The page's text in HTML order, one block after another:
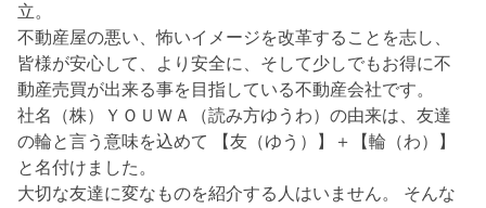
立。
不動産屋の悪い、怖いイメージを改革することを志し、
皆様が安心して、より安全に、そして少しでもお得に不
動産売買が出来る事を目指している不動産会社です。
社名（株）ＹＯＵＷＡ（読み方ゆうわ）の由来は、友達
の輪と言う意味を込めて 【友（ゆう）】＋【輪（わ）】
と名付けました。
大切な友達に変なものを紹介する人はいません。 そんな